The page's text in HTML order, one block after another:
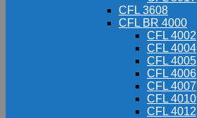
CFL 3608
CFL BR 4000
CFL 4002
CFL 4004
CFL 4005
CFL 4006
CFL 4007
CFL 4010
CFL 4012